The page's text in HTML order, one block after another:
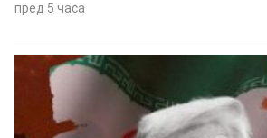
пред 5 часа